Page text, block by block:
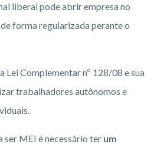
liberal pode abrir empresa no
forma regularizada perante o
Lei Complementar nº 128/08 e sua
trabalhadores autônomos e
ser MEI é necessário ter um